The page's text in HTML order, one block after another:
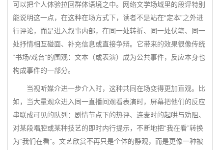
可以把个人体验拉回群体语境之中。网络文学场域里的段评特别
能说明这一点，在这种在场方式下，读者不是站在“定本”之外进
行评论，而是进入叙事内部，在同一处转折、同一处伏笔、同一
处抒情相互碰面、补充信息或直接争辩。它带来的效果很像传统
“书场/戏台”的围观：文本（或表演）成为公共事件，反应本身也
构成事件的一部分。
当视听媒介进一步介入时，这种共同在场变得更加直观。比
如，当大量观众进入同一直播间观看表演时，屏幕把他们的反应
串联成可见的队列：剧情节点下的热评、连麦时的起哄与劝阻、
对某段唱腔或某种技艺的即时内行提示，不断地把“我在看”转换
为“我们在看”。文艺欣赏不再只是个体的静观，而是更像一种被